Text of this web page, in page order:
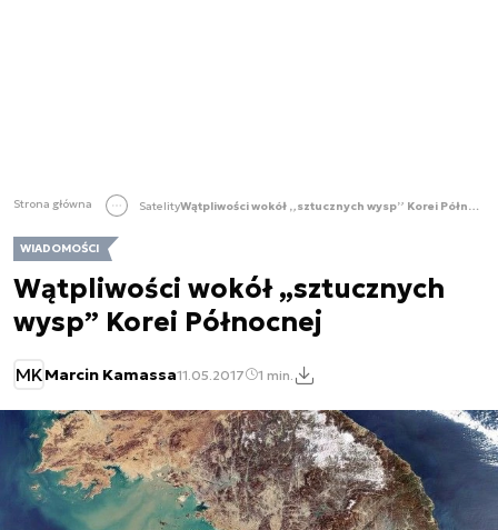
Strona główna Satelity Wątpliwości wokół „sztucznych wysp” Korei Północnej
WIADOMOŚCI
Wątpliwości wokół „sztucznych
wysp” Korei Północnej
MKMarcin Kamassa11.05.2017 1 min.